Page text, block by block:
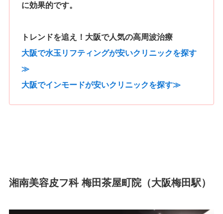
に効果的です。
トレンドを追え！大阪で人気の高周波治療
大阪で水玉リフティングが安いクリニックを探す
≫
大阪でインモードが安いクリニックを探す≫
湘南美容皮フ科 梅田茶屋町院（大阪梅田駅）